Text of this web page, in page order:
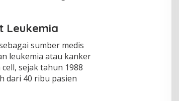
Leukemia
sumber medis
leukemia atau kanker
sejak tahun 1988
dari 40 ribu pasien